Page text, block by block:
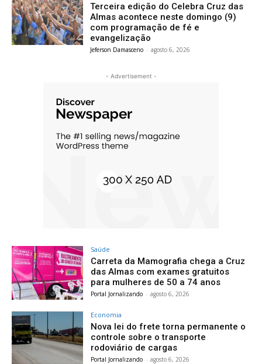
Terceira edição do Celebra Cruz das
Almas acontece neste domingo (9)
com programação de fé e
evangelização
Jeferson Damasceno - agosto 6, 2026
- Advertisement -
Saúde
Carreta da Mamografia chega a Cruz
das Almas com exames gratuitos
para mulheres de 50 a 74 anos
Portal Jornalizando - agosto 6, 2026
Economia
Nova lei do frete torna permanente o
controle sobre o transporte
rodoviário de cargas
Portal Jornalizando - agosto 6, 2026